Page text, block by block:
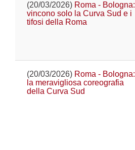
(20/03/2026) Roma - Bologna:
vincono solo la Curva Sud e i
tifosi della Roma
(20/03/2026) Roma - Bologna:
la meravigliosa coreografia
della Curva Sud